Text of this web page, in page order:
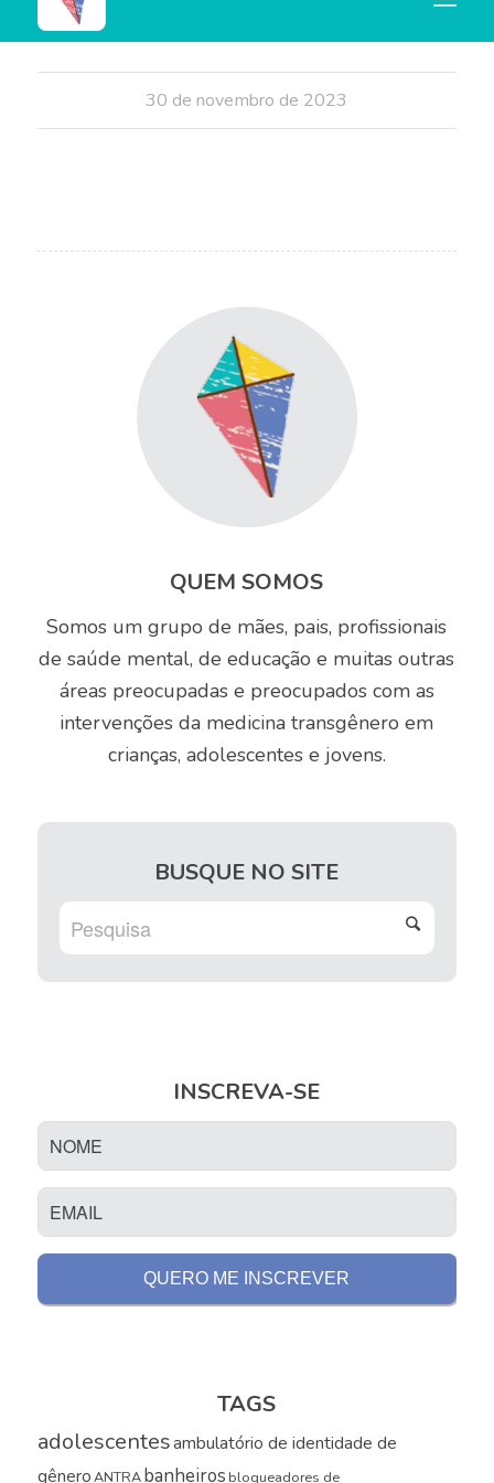
utilizadas por transativistas e seus apoiadores…
30 de novembro de 2023
QUEM SOMOS
Somos um grupo de mães, pais, profissionais
de saúde mental, de educação e muitas outras
áreas preocupadas e preocupados com as
intervenções da medicina transgênero em
crianças, adolescentes e jovens.
BUSQUE NO SITE
INSCREVA-SE
TAGS
adolescentesambulatório de identidade de
gêneroANTRAbanheiros bloqueadores de